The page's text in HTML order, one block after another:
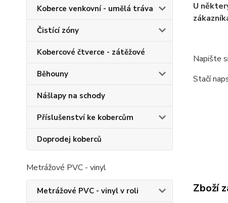
Koberce venkovní - umělá tráva
Čistící zóny
Kobercové čtverce - zátěžové
Běhouny
Nášlapy na schody
Příslušenství ke kobercům
Doprodej koberců
Metrážové PVC - vinyl
Metrážové PVC - vinyl v roli
U
Napište
Stačí
Zboží